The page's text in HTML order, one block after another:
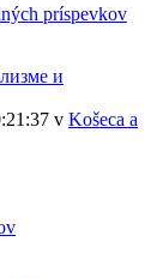
и
v Košeca a